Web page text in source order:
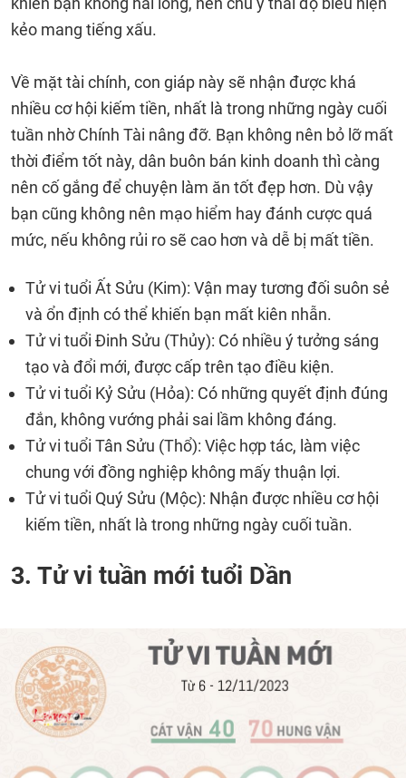
kẻo mang tiếng xấu.
Về mặt tài chính, con giáp này sẽ nhận được khá
nhiều cơ hội kiếm tiền, nhất là trong những ngày cuối
tuần nhờ Chính Tài nâng đỡ. Bạn không nên bỏ lỡ mất
thời điểm tốt này, dân buôn bán kinh doanh thì càng
nên cố gắng để chuyện làm ăn tốt đẹp hơn. Dù vậy
bạn cũng không nên mạo hiểm hay đánh cược quá
mức, nếu không rủi ro sẽ cao hơn và dễ bị mất tiền.
Tử vi tuổi Ất Sửu (Kim): Vận may tương đối suôn sẻ
và ổn định có thể khiến bạn mất kiên nhẫn.
Tử vi tuổi Đinh Sửu (Thủy): Có nhiều ý tưởng sáng
tạo và đổi mới, được cấp trên tạo điều kiện.
Tử vi tuổi Kỷ Sửu (Hỏa): Có những quyết định đúng
đắn, không vướng phải sai lầm không đáng.
Tử vi tuổi Tân Sửu (Thổ): Việc hợp tác, làm việc
chung với đồng nghiệp không mấy thuận lợi.
Tử vi tuổi Quý Sửu (Mộc): Nhận được nhiều cơ hội
kiếm tiền, nhất là trong những ngày cuối tuần.
3. Tử vi tuần mới tuổi Dần